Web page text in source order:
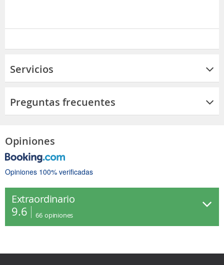
Servicios
Preguntas frecuentes
Opiniones
Opiniones 100% verificadas
Extraordinario
9.6 66 opiniones